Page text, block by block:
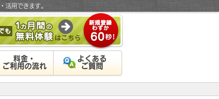
活用できます。
料金・
ご利用の流れ
よくある
ご質問